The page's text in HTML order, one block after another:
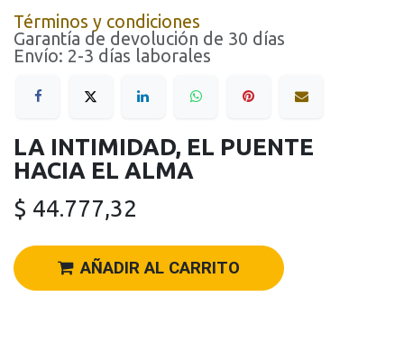
Términos y condiciones
Garantía de devolución de 30 días
Envío: 2-3 días laborales
LA INTIMIDAD, EL PUENTE
HACIA EL ALMA
$ 44.777,32
AÑADIR AL CARRITO